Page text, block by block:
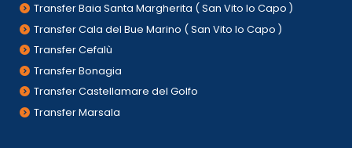
Transfer Baia Santa Margherita ( San Vito lo Capo )
Transfer Cala del Bue Marino ( San Vito lo Capo )
Transfer Cefalù
Transfer Bonagia
Transfer Castellamare del Golfo
Transfer Marsala